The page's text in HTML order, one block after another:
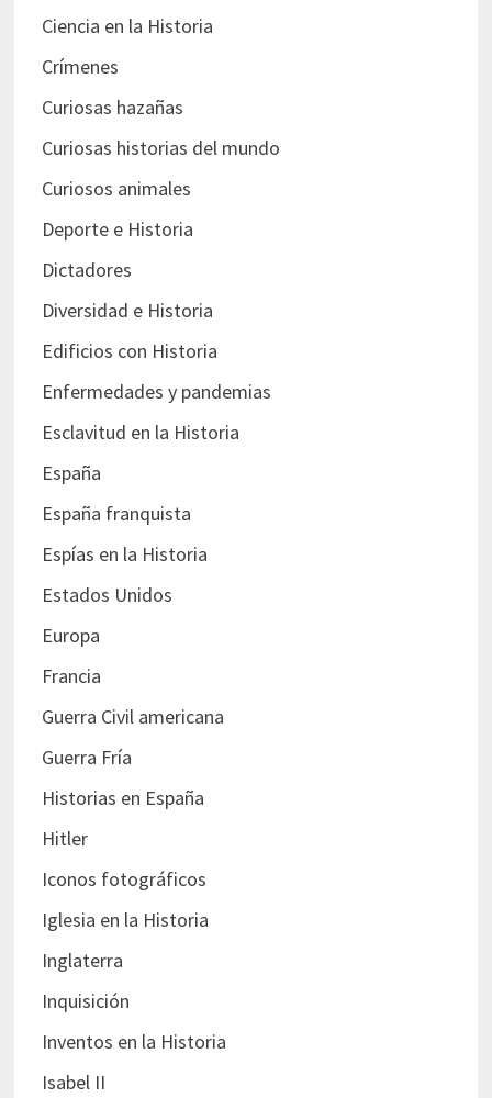
Ciencia en la Historia
Crímenes
Curiosas hazañas
Curiosas historias del mundo
Curiosos animales
Deporte e Historia
Dictadores
Diversidad e Historia
Edificios con Historia
Enfermedades y pandemias
Esclavitud en la Historia
España
España franquista
Espías en la Historia
Estados Unidos
Europa
Francia
Guerra Civil americana
Guerra Fría
Historias en España
Hitler
Iconos fotográficos
Iglesia en la Historia
Inglaterra
Inquisición
Inventos en la Historia
Isabel II